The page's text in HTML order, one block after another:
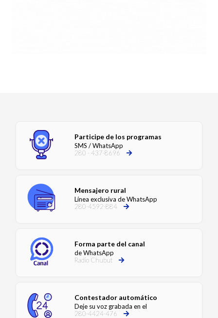
Participe de los programas
SMS / WhatsApp
280 - 437-8696
Mensajero rural
Línea exclusiva de WhatsApp
280-4592-884
Forma parte del canal
de WhatsApp
Radio Chubut
Contestador automático
Deje su voz grabada en el
280-4424-476